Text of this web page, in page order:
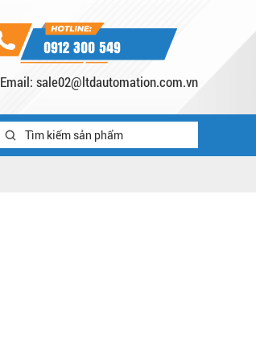
0912 300 549
Email: sale02@ltdautomation.com.vn